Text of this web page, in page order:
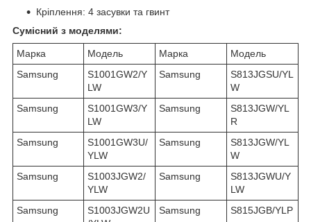
Кріплення: 4 засувки та гвинт
Сумісний з моделями:
Марка Модель Марка
Модель
Samsung
S1001GW2/Y
LW
Samsung
S813JGSU/YL
W
Samsung
S1001GW3/Y
LW
Samsung
S813JGW/YL
R
Samsung
S1001GW3U/
YLW
Samsung
S813JGW/YL
W
Samsung
S1003JGW2/
YLW
Samsung
S813JGWU/Y
LW
Samsung
S1003JGW2U
Samsung S815JGB/YLP